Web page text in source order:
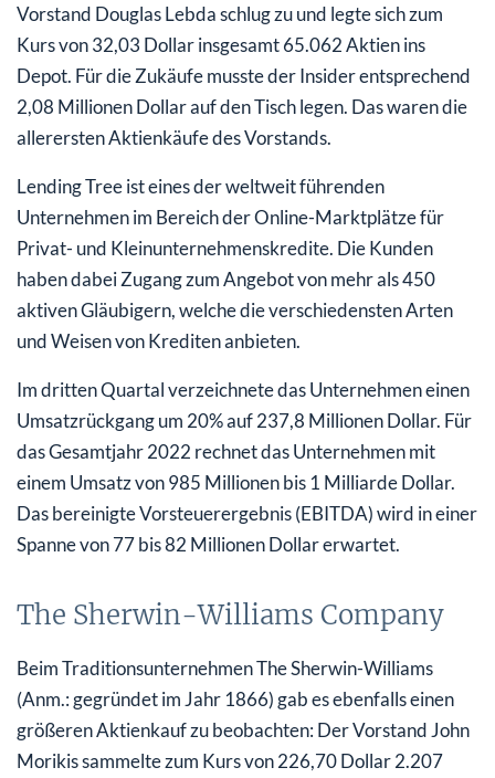
Vorstand Douglas Lebda schlug zu und legte sich zum
Kurs von 32,03 Dollar insgesamt 65.062 Aktien ins
Depot. Für die Zukäufe musste der Insider entsprechend
2,08 Millionen Dollar auf den Tisch legen. Das waren die
allerersten Aktienkäufe des Vorstands.
Lending Tree ist eines der weltweit führenden
Unternehmen im Bereich der Online-Marktplätze für
Privat- und Kleinunternehmenskredite. Die Kunden
haben dabei Zugang zum Angebot von mehr als 450
aktiven Gläubigern, welche die verschiedensten Arten
und Weisen von Krediten anbieten.
Im dritten Quartal verzeichnete das Unternehmen einen
Umsatzrückgang um 20% auf 237,8 Millionen Dollar. Für
das Gesamtjahr 2022 rechnet das Unternehmen mit
einem Umsatz von 985 Millionen bis 1 Milliarde Dollar.
Das bereinigte Vorsteuerergebnis (EBITDA) wird in einer
Spanne von 77 bis 82 Millionen Dollar erwartet.
The Sherwin-Williams Company
Beim Traditionsunternehmen The Sherwin-Williams
(Anm.: gegründet im Jahr 1866) gab es ebenfalls einen
größeren Aktienkauf zu beobachten: Der Vorstand John
Morikis sammelte zum Kurs von 226,70 Dollar 2.207